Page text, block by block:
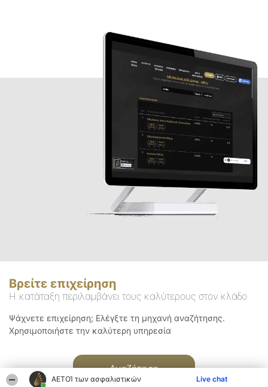
ΑΕΤΟΊ των ασφαλιστικών Live chat
Βρείτε επιχείρηση
Η κατάταξη περιλαμβάνει τους καλύτερους στον κλάδο
Ψάχνετε επιχείρηση; Ελέγξτε τη μηχανή αναζήτησης.
Χρησιμοποιήστε την καλύτερη υπηρεσία
Αναζήτηση